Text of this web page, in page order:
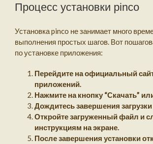
Процесс установки pinco
Установка pinco не занимает много
выполнения простых шагов. Вот
по установке приложения:
Перейдите на официальный
приложений.
Нажмите на кнопку “Скачать”
Дождитесь завершения
Откройте загруженный файл и
инструкциям на экране.
После завершения установки